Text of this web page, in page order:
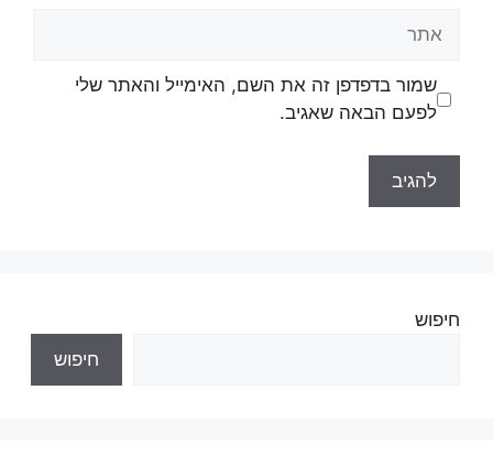
שמור בדפדפן זה את השם, האימייל והאתר שלי
לפעם הבאה שאגיב.
חיפוש
חיפוש